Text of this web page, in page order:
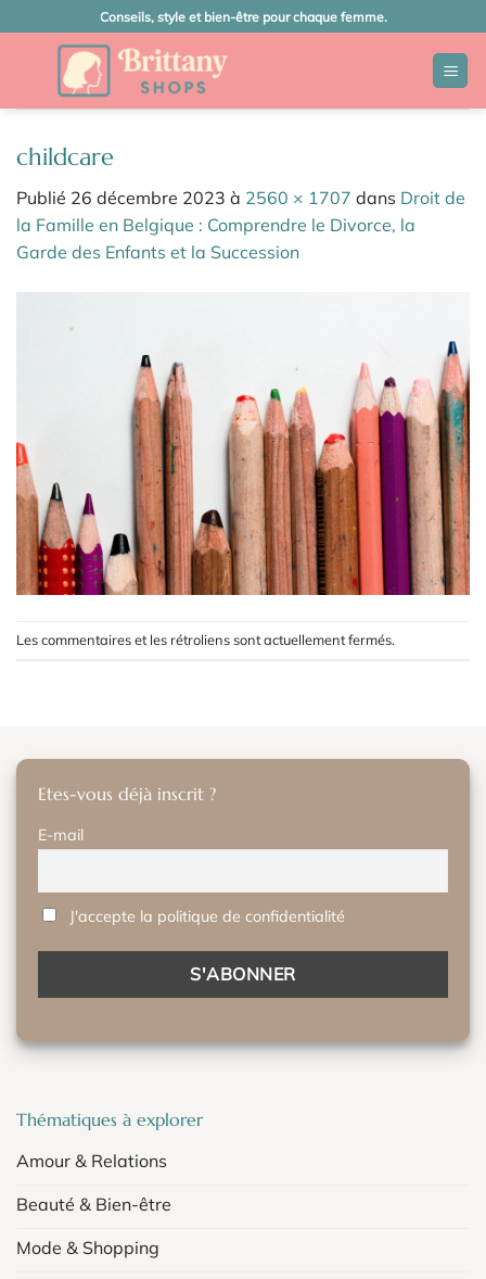
au
Conseils, style et bien-être pour chaque femme.
childcare
Publié 26 décembre 2023 à 2560 × 1707 dans Droit de
la Famille en Belgique : Comprendre le Divorce, la
Garde des Enfants et la Succession
Les commentaires et les rétroliens sont actuellement fermés.
Etes-vous déjà inscrit ?
E-mail
J'accepte la politique de confidentialité
Thématiques à explorer
Amour & Relations
Beauté & Bien-être
Mode & Shopping